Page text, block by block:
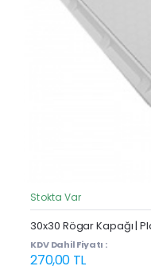
Stokta Var
30x30 Rögar Kapağı |
KDV Dahil Fiyatı :
270,00 TL